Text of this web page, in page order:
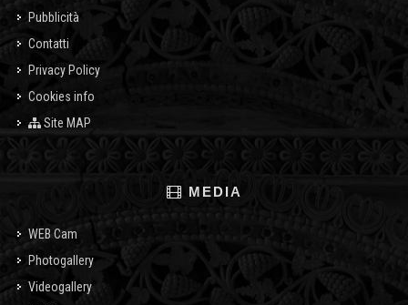
Pubblicità
Contatti
Privacy Policy
Cookies info
Site MAP
MEDIA
WEB Cam
Photogallery
Videogallery